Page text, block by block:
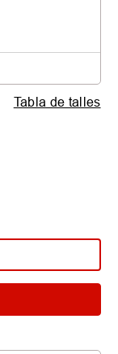
Tabla de talles